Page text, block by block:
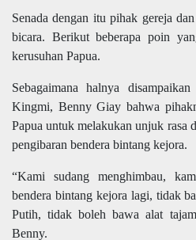
Senada dengan itu pihak gereja
bicara. Berikut beberapa poin
kerusuhan Papua.
Sebagaimana halnya
Kingmi, Benny Giay bahwa
Papua untuk melakukan unjuk rasa
pengibaran bendera bintang kejora.
“Kami sudang menghimbau,
bendera bintang kejora lagi, tidak
Putih, tidak boleh bawa alat
Benny.